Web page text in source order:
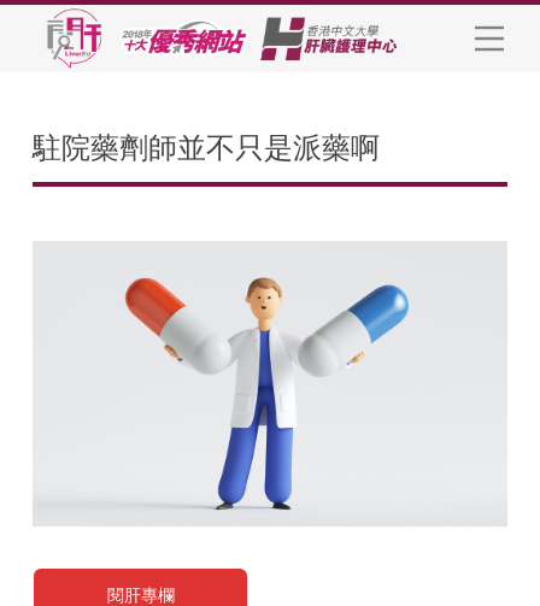
駐院藥劑師並不只是派藥啊
閱肝專欄